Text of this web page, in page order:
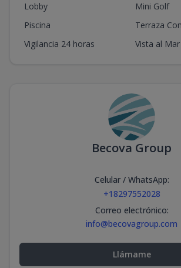
Lobby
Mini Golf
Piscina
Terraza
Vigilancia 24 horas
Vista al Mar
Becova Group
Celular / WhatsApp:
+18297552028
Correo electrónico:
info@becovagroup.com
Llámame